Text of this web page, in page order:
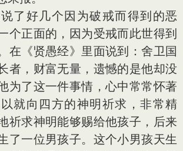
好几个因为破戒而得到的恶
个正面的，因为受戒而此世得到
在《贤愚经》里面说到：舍卫国
者，财富无量，遗憾的是他却没
为了这一件事情，心中常常怀著
就向四方的神明祈求，非常精
祈求神明能够赐给他孩子，后来
了一位男孩子。这个小男孩天生